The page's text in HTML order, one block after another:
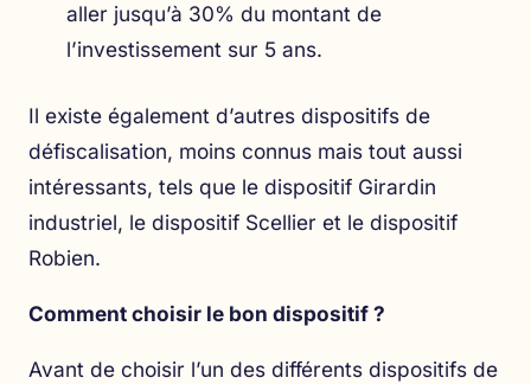
aller jusqu’à 30% du montant de
l’investissement sur 5 ans.
Il existe également d’autres dispositifs de
défiscalisation, moins connus mais tout aussi
intéressants, tels que le dispositif Girardin
industriel, le dispositif Scellier et le dispositif
Robien.
Comment choisir le bon dispositif ?
Avant de choisir l’un des différents dispositifs de